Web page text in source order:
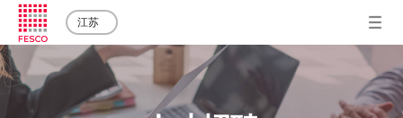
江苏